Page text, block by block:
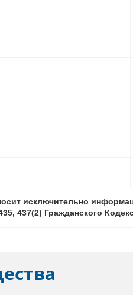
исключительно
437(2) Гражданского